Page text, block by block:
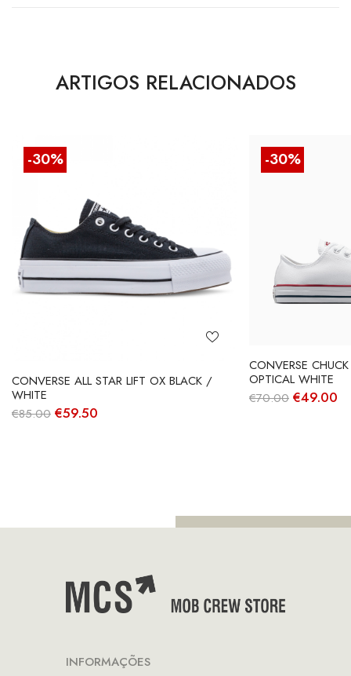
ARTIGOS RELACIONADOS
-30%
CONVERSE ALL STAR LIFT OX BLACK /
WHITE
€85.00 O
€59.50
-30%
CONVERSE
OPTICAL WHITE
€70.00 O
€49.00
INFORMAÇÕES